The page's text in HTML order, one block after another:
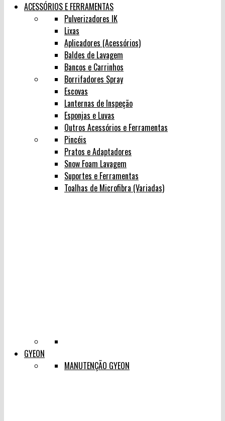
ACESSÓRIOS E FERRAMENTAS
Pulverizadores IK
Lixas
Aplicadores (Acessórios)
Baldes de Lavagem
Bancos e Carrinhos
Borrifadores Spray
Escovas
Lanternas de Inspeção
Esponjas e Luvas
Outros Acessórios e Ferramentas
Pincéis
Pratos e Adaptadores
Snow Foam Lavagem
Suportes e Ferramentas
Toalhas de Microfibra (Variadas)
GYEON
MANUTENÇÃO GYEON